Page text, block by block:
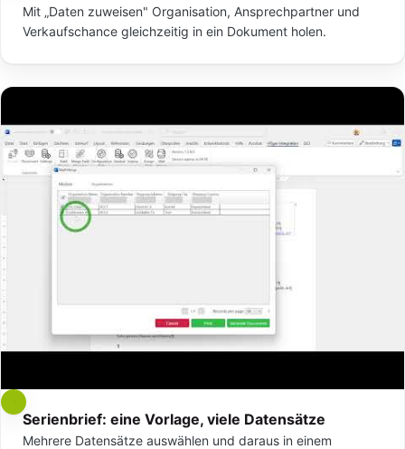
Mit „Daten zuweisen" Organisation, Ansprechpartner und
Verkaufschance gleichzeitig in ein Dokument holen.
Serienbrief: eine Vorlage, viele Datensätze
Mehrere Datensätze auswählen und daraus in einem